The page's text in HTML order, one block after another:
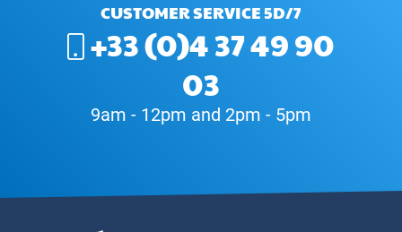
CUSTOMER SERVICE 5D/7
+33 (0)4 37 49 90
03
9am - 12pm and 2pm - 5pm